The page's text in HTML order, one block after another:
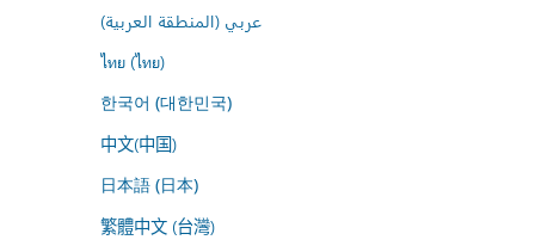
عربي (المنطقة العربية)
ไทย (ไทย)
한국어 (대한민국)
中文(中国)
日本語 (日本)
繁體中文 (台灣)